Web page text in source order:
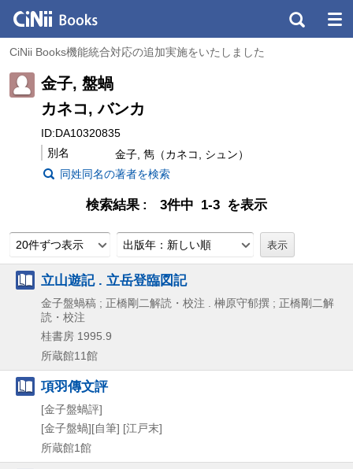
CiNii Books機能統合対応の追加実施をいたしました
金子, 盤蝸
カネコ, バンカ
ID:DA10320835
別名
金子, 雋（カネコ, シュン）
同姓同名の著者を検索
検索結果 3件中 1-3 を表示
20件ずつ表示 出版年：新しい順
立山遊記 . 立岳登臨図記
金子盤蝸稿 ; 正橋剛二解読・校注 . 榊原守郁撰 ; 正橋剛二解
読・校注
桂書房 1995.9
所蔵館11館
項羽傳文評
[金子盤蝸評]
[金子盤蝸][自筆] [江戸末]
所蔵館1館